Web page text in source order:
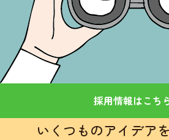
採用情報はこち
いくつものアイデア